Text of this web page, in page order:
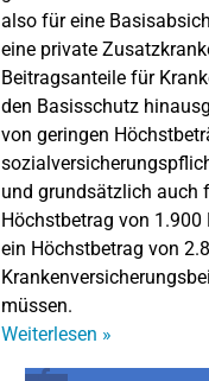
also für eine
eine private
Beitragsanteile für
den Basisschutz
von geringen
und grundsätzlich auch
Höchstbetrag von
ein Höchstbetrag von
müssen.
Weiterlesen »